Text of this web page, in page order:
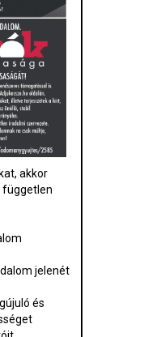
akkor
független
jelenét
és